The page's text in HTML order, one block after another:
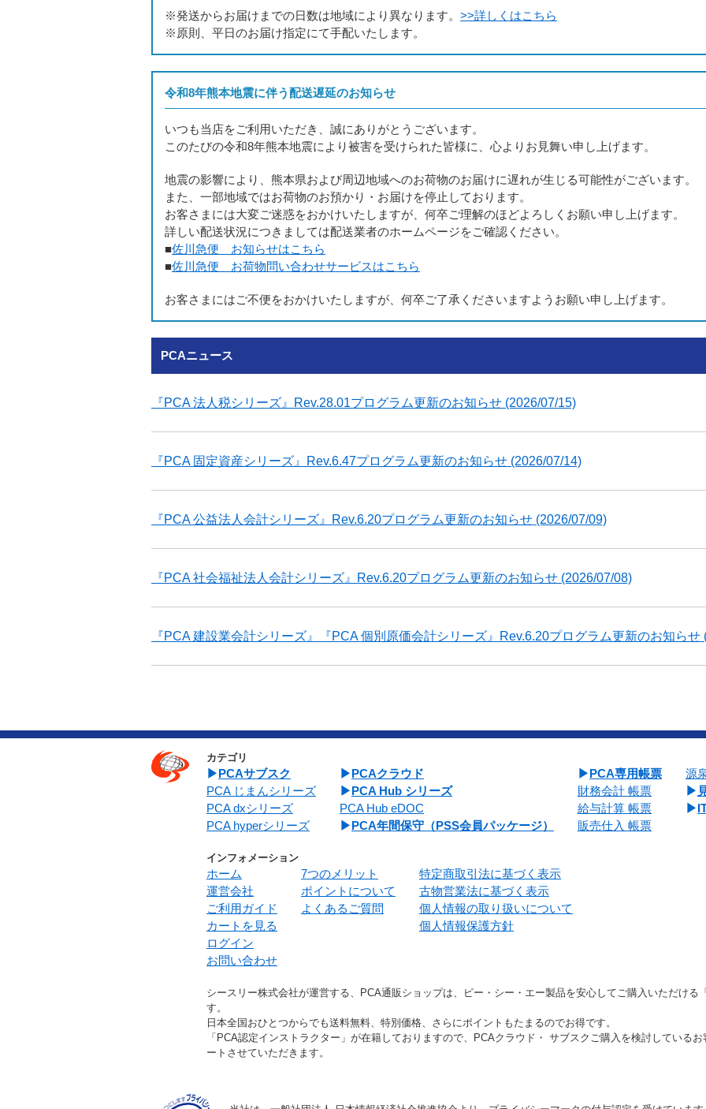
※発送からお届けまでの日数は地域により異なります。 >>詳しくはこちら
※原則、平日のお届け指定にて手配いたします。
令和8年熊本地震に伴う配送遅延のお知らせ
いつも当店をご利用いただき、誠にありがとうございます。
このたびの令和8年熊本地震により被害を受けられた皆様に、心よりお見舞い申し上げます。
地震の影響により、熊本県および周辺地域へのお荷物のお届けに遅れが生じる可能性がございます。
また、一部地域ではお荷物のお預かり・お届けを停止しております。
お客さまには大変ご迷惑をおかけいたしますが、何卒ご理解のほどよろしくお願い申し上げます。
詳しい配送状況につきましては配送業者のホームページをご確認ください。
■佐川急便 お知らせはこちら
■佐川急便 お荷物問い合わせサービスはこちら
お客さまにはご不便をおかけいたしますが、何卒ご了承くださいますようお願い申し上げます。
PCAニュース
『PCA 法人税シリーズ』Rev.28.01プログラム更新のお知らせ (2026/07/15)
『PCA 固定資産シリーズ』Rev.6.47プログラム更新のお知らせ (2026/07/14)
『PCA 公益法人会計シリーズ』Rev.6.20プログラム更新のお知らせ (2026/07/09)
『PCA 社会福祉法人会計シリーズ』Rev.6.20プログラム更新のお知らせ (2026/07/08)
『PCA 建設業会計シリーズ』『PCA 個別原価会計シリーズ』Rev.6.20プログラム更新のお知らせ
カテゴリ
PCAサブスク
PCA じまんシリーズ
PCA dxシリーズ
PCA hyperシリーズ
PCAクラウド
PCA Hub シリーズ
PCA Hub eDOC
PCA年間保守（PSS会員パッケージ）
PCA専用帳票
財務会計 帳票
給与計算 帳票
販売仕入 帳票
源
インフォメーション
ホーム
運営会社
ご利用ガイド
カートを見る
ログイン
お問い合わせ
7つのメリット
ポイントについて
よくあるご質問
特定商取引法に基づく表示
古物営業法に基づく表示
個人情報の取り扱いについて
個人情報保護方針
シースリー株式会社が運営する、PCA通販ショップは、ピー・シー・エー製品を安心してご購入いただける
す。
日本全国おひとつからでも送料無料、特別価格、さらにポイントもたまるのでお得です。
「PCA認定インストラクター」が在籍しておりますので、PCAクラウド・ サブスクご購入を検討している
ートさせていただきます。